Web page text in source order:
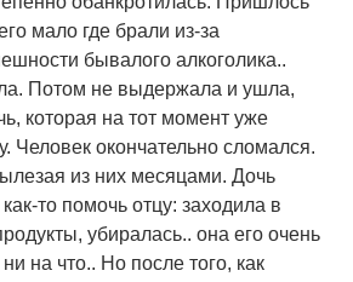
мало где брали из-за
бывалого алкоголика..
Потом не выдержала и ушла,
которая на тот момент уже
Человек окончательно сломался.
из них месяцами. Дочь
то помочь отцу: заходила в
убиралась.. она его очень
на что.. Но после того, как